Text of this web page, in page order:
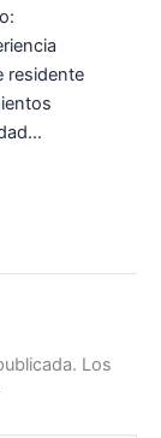
residente
Los